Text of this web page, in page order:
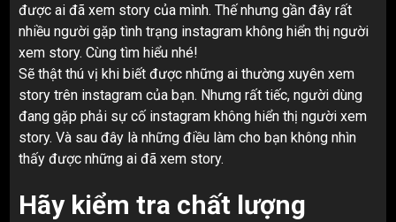
được ai đã xem story của mình. Thế nhưng gần đây rất
nhiều người gặp tình trạng instagram không hiển thị người
xem story. Cùng tìm hiểu nhé!
Sẽ thật thú vị khi biết được những ai thường xuyên xem
story trên instagram của bạn. Nhưng rất tiếc, người dùng
đang gặp phải sự cố instagram không hiển thị người xem
story. Và sau đây là những điều làm cho bạn không nhìn
thấy được những ai đã xem story.
Hãy kiểm tra chất lượng